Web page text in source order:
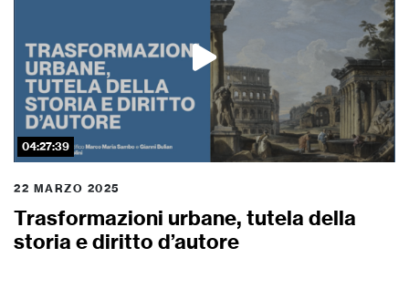
04:27:39
22 MARZO 2025
Trasformazioni urbane, tutela della
storia e diritto d’autore